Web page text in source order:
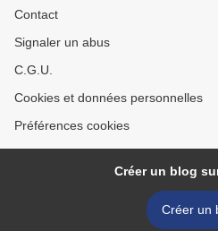
Contact
Signaler un abus
C.G.U.
Cookies et données personnelles
Préférences cookies
Créer un blog
Créer un